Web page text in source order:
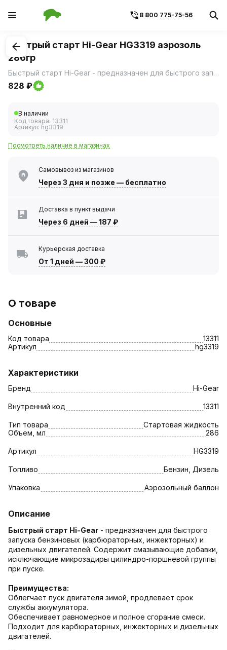
8 800 775-75-56
1/1
Быстрый старт Hi-Gear HG3319 аэрозоль
286гр
Быстрый старт Hi-Gear - предназначен для быстрого запуска бензиновых (карбюраторных, инжекторных) и дизельных двигателей.
828 ₽
В наличии
Код товара: 13311
Артикул: hg3319
Посмотреть наличие в магазинах
Самовывоз из магазинов
Через 3 дня и позже — бесплатно
Доставка в пункт выдачи
Через 6 дней —187 ₽
Курьерская доставка
От 1 дней —300 ₽
О товаре
Основные
Код товара
13311
Артикул
hg3319
Характеристики
Бренд Hi-Gear
Внутренний код 13311
Тип товара
Стартовая жидкость
Объем, мл
286
Артикул HG3319
Топливо Бензин, Дизель
Упаковка Аэрозольный баллон
Описание
Быстрый старт Hi-Gear - предназначен для быстрого
запуска бензиновых (карбюраторных, инжекторных) и
дизельных двигателей. Содержит смазывающие добавки,
исключающие микрозадиры цилиндро-поршневой группы
при пуске.
Преимущества:
Облегчает пуск двигателя зимой, продлевает срок
службы аккумулятора.
Обеспечивает равномерное и полное сгорание смеси.
Подходит для карбюраторных, инжекторных и дизельных
двигателей.